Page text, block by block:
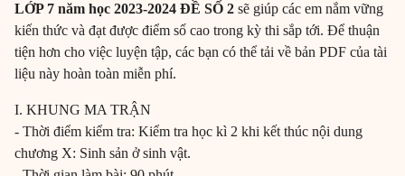
LỚP 7 năm học 2023-2024 ĐỀ SỐ 2 sẽ giúp các em nắm vững
kiến thức và đạt được điểm số cao trong kỳ thi sắp tới. Để thuận
tiện hơn cho việc luyện tập, các bạn có thể tải về bản PDF của tài
liệu này hoàn toàn miễn phí.
I. KHUNG MA TRẬN
- Thời điểm kiểm tra: Kiểm tra học kì 2 khi kết thúc nội dung
chương X: Sinh sản ở sinh vật.